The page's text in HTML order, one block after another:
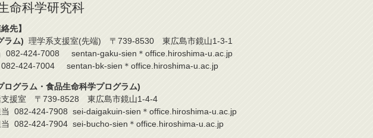
命科学研究科
先】
ラム) 理学系支援室(先端) 〒739-8530 東広島市鏡山1-3-1
424-7008 sentan-gaku-sien＊office.hiroshima-u.ac.jp
7004 sentan-bk-sien＊office.hiroshima-u.ac.jp
グラム・食品生命科学プログラム)
援室 〒739-8528 東広島市鏡山1-4-4
082-424-7908 sei-daigakuin-sien＊office.hiroshima-u.ac.jp
082-424-7904 sei-bucho-sien＊office.hiroshima-u.ac.jp